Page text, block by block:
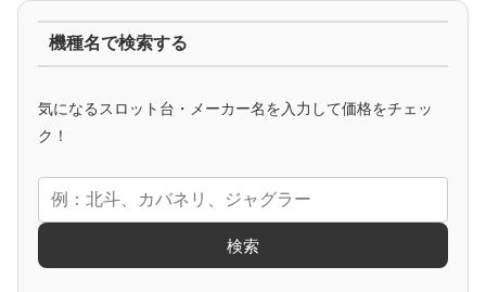
アニメタイアップ
エヴァ コードギアス 化物語 炎炎ノ消防隊
機種名で検索する
気になるスロット台・メーカー名を入力して価格をチェッ
ク！
検索